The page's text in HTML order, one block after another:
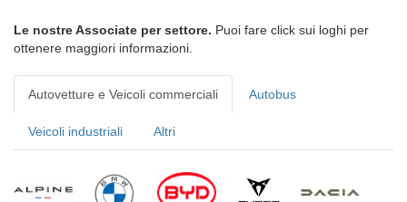
Le nostre Associate per settore. Puoi fare click sui loghi per
ottenere maggiori informazioni.
Autovetture e Veicoli commerciali Autobus
Veicoli industriali Altri